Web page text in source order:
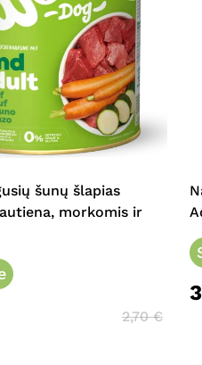
šunų šlapias
morkomis ir
2,70€